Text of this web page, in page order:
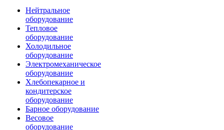
Нейтральное
оборудование
Тепловое
оборудование
Холодильное
оборудование
Электромеханическое
оборудование
Хлебопекарное и
кондитерское
оборудование
Барное оборудование
Весовое
оборудование